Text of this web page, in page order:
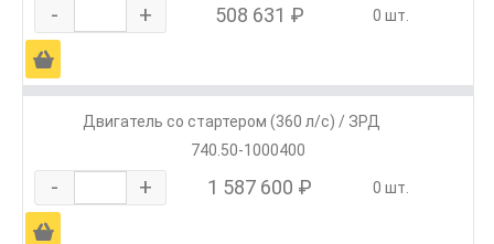
- + 508 631 ₽ 0 шт.
Ä
Двигатель со стартером (360 л/с) / ЗРД
740.50-1000400
- + 1 587 600 ₽ 0 шт.
Ä